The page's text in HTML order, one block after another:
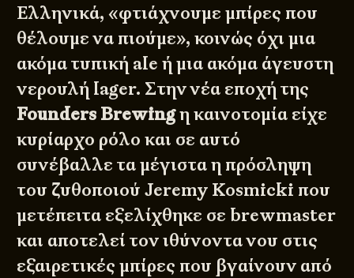
Ελληνικά, «φτιάχνουμε μπίρες που
θέλουμε να πιούμε», κοινώς όχι μια
ακόμα τυπική ale ή μια ακόμα άγευστη
νερουλή lager. Στην νέα εποχή της
Founders Brewingη καινοτομία είχε
κυρίαρχο ρόλο και σε αυτό
συνέβαλλε τα μέγιστα η πρόσληψη
του ζυθοποιού Jeremy Kosmicki που
μετέπειτα εξελίχθηκε σε brewmaster
και αποτελεί τον ιθύνoντα νου στις
εξαιρετικές μπίρες που βγαίνουν από